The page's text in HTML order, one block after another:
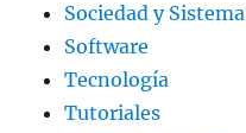
Sociedad y Sistema
Software
Tecnología
Tutoriales